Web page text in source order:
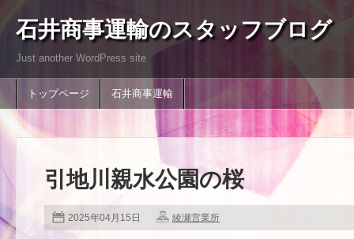
石井商事運輸のスタッフブログ
Just another WordPress site
トップページ 石井商事運輸
引地川親水公園の桜
2025年04月15日 綾瀬営業所